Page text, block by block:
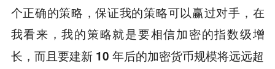
个正确的策略，保证我的策略可以赢过对手，在
我看来，我的策略就是要相信加密的指数级增
长，而且要建新 10 年后的加密货币规模将远远超